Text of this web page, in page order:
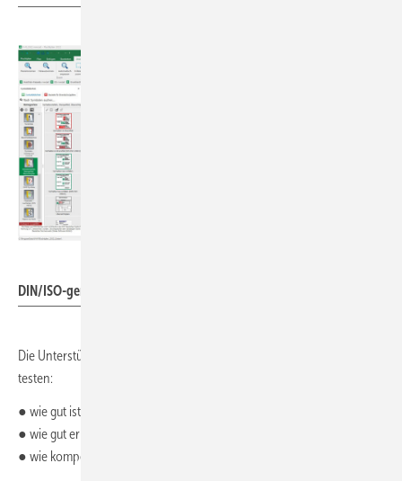
DIN/ISO-gerechte Verhaltenstafeln
Die Unterstützung durch den Anbieter kann man vorab nicht wirklich
testen:
● wie gut ist die Unterstützung bei der Programmeinführung,
● wie gut erreichbar ist der Support und
● wie kompetent ist er?